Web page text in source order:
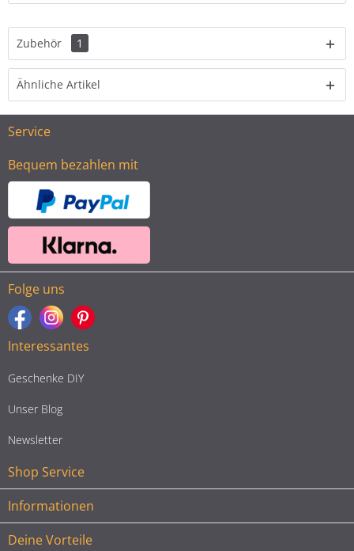
Zubehör 1
Ähnliche Artikel
Service
Bequem bezahlen mit
Folge uns
Interessantes
Geschenke DIY
Unser Blog
Newsletter
Shop Service
Informationen
Deine Vorteile